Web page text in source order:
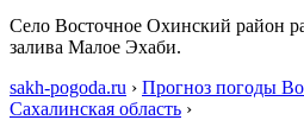
Село Восточное Охинский район
залива Малое Эхаби.
sakh-pogoda.ru › Прогноз погоды
Сахалинская область ›